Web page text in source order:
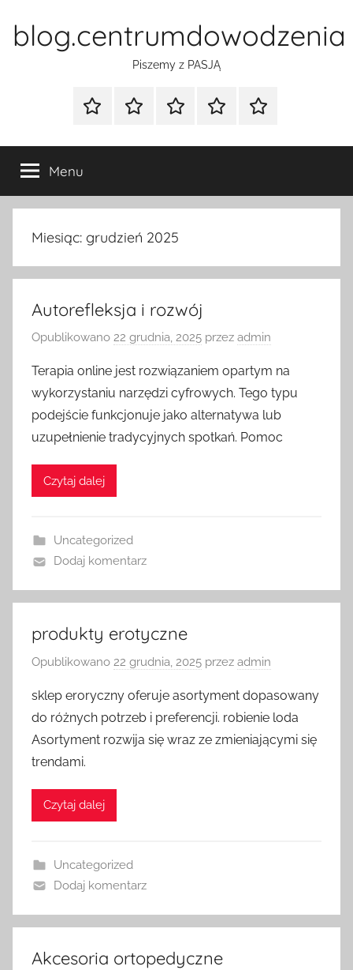
blog.centrumdowodzenia
Piszemy z PASJĄ
Strona
PolitykaWpisy
SEO
Instagram
Menu
Miesiąc: grudzień 2025
Autorefleksja i rozwój
Opublikowano 22 grudnia, 2025 przez admin
Terapia online jest rozwiązaniem opartym na
wykorzystaniu narzędzi cyfrowych. Tego typu
podejście funkcjonuje jako alternatywa lub
uzupełnienie tradycyjnych spotkań. Pomoc
Czytaj dalej
Uncategorized
Dodaj komentarz
produkty erotyczne
Opublikowano 22 grudnia, 2025 przez admin
sklep eroryczny oferuje asortyment dopasowany
do różnych potrzeb i preferencji. robienie loda
Asortyment rozwija się wraz ze zmieniającymi się
trendami.
Czytaj dalej
Uncategorized
Dodaj komentarz
Akcesoria ortopedyczne